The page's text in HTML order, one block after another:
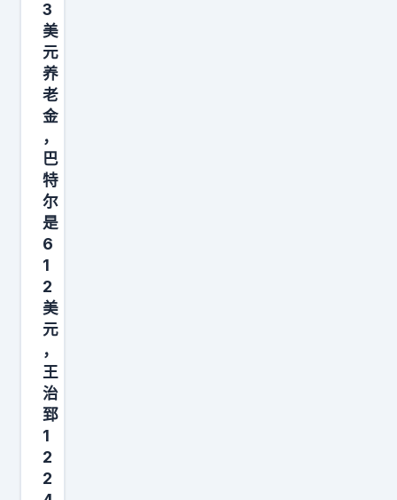
朗
，
国
内
球
员
方
面
周
琦
，
赵
睿
曾
凡
博
，
陈
盈
式
官
宣
这
名
小
外
援
加
盟
。
这
消
息
来
得
突
然
，
3
美
元
养
老
金
，
巴
特
尔
是
6
1
2
美
元
，
王
治
郅
1
2
2